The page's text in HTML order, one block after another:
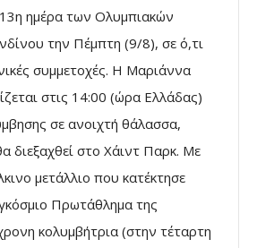
ημέρα των Ολυμπιακών
την Πέμπτη (9/8), σε ό,τι
συμμετοχές. Η Μαριάννα
στις 14:00 (ώρα Ελλάδας)
σε ανοιχτή θάλασσα,
διεξαχθεί στο Χάιντ Παρκ. Με
μετάλλιο που κατέκτησε
Πρωτάθλημα της
κολυμβήτρια (στην τέταρτη